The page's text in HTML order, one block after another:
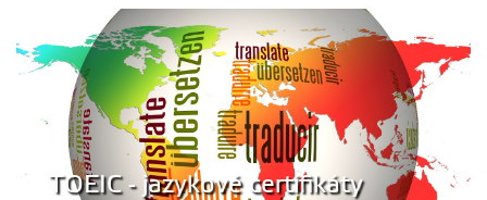
TOEIC - jazykové certifikáty